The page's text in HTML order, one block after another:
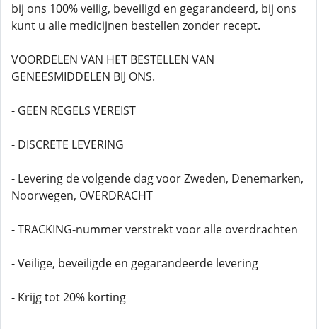
bij ons 100% veilig, beveiligd en gegarandeerd, bij ons
kunt u alle medicijnen bestellen zonder recept.
VOORDELEN VAN HET BESTELLEN VAN
GENEESMIDDELEN BIJ ONS.
- GEEN REGELS VEREIST
- DISCRETE LEVERING
- Levering de volgende dag voor Zweden, Denemarken,
Noorwegen, OVERDRACHT
- TRACKING-nummer verstrekt voor alle overdrachten
- Veilige, beveiligde en gegarandeerde levering
- Krijg tot 20% korting